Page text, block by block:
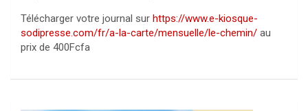
Télécharger votre journal sur https://www.e-kiosque-
sodipresse.com/fr/a-la-carte/mensuelle/le-chemin/ au
prix de 400Fcfa